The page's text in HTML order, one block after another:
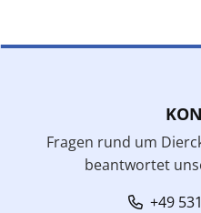
Fragen rund um
beantwortet
+49